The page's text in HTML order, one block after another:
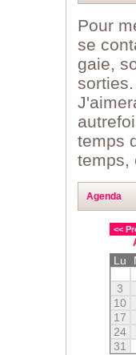
Pour
se
gaie,
temps
temps,
Agenda
<<
Lu
3
10
17
24
31